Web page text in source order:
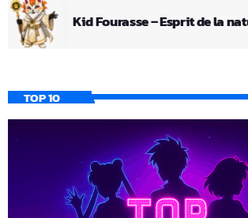
Kid Fourasse – Esprit de la
TOP 10